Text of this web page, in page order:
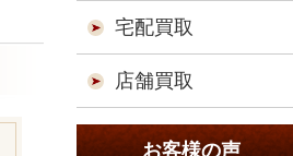
宅配買取
店舗買取
お客様の声